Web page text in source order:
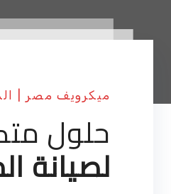
ميكرويف مصر |
حلول
لصيانة